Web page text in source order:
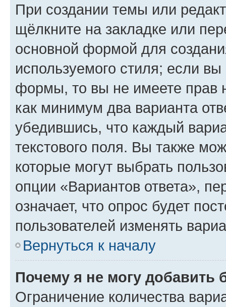
При создании темы или
щёлкните на закладке или
основной формой для
используемого стиля; если
формы, то вы не имеете прав
как минимум два варианта
убедившись, что каждый
текстового поля. Вы также
которые могут выбрать
опции «Вариантов ответа»,
означает, что опрос будет
пользователей изменять
Вернуться к началу
Почему я не могу добавить
Ограничение количества